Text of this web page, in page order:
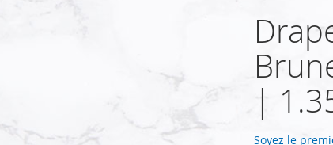
|
Soyez le